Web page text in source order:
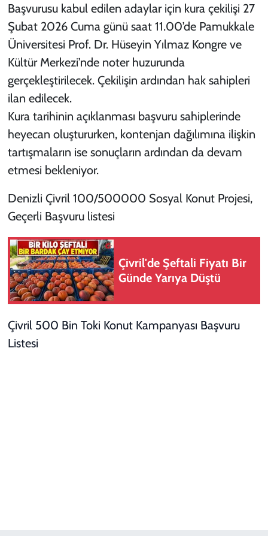
Başvurusu kabul edilen adaylar için kura çekilişi 27
Şubat 2026 Cuma günü saat 11.00’de Pamukkale
Üniversitesi Prof. Dr. Hüseyin Yılmaz Kongre ve
Kültür Merkezi’nde noter huzurunda
gerçekleştirilecek. Çekilişin ardından hak sahipleri
ilan edilecek.
Kura tarihinin açıklanması başvuru sahiplerinde
heyecan oluştururken, kontenjan dağılımına ilişkin
tartışmaların ise sonuçların ardından da devam
etmesi bekleniyor.
Denizli Çivril 100/500000 Sosyal Konut Projesi,
Geçerli Başvuru listesi
Çivril'de Şeftali Fiyatı Bir
Günde Yarıya Düştü
Çivril 500 Bin Toki Konut Kampanyası Başvuru
Listesi